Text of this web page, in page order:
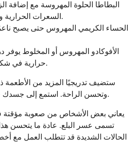
البطاطا الحلوة المهروسة مع إضافة
السعرات الحرارية والفيتامينات والراحة.
الحساء الكريمي المهروس حتى يصبح
الأفوكادو المهروس أو المخلوط
حرارية في شكل لطيف وغير مهيج.
ستضيف تدريجيًا المزيد من الأطعمة
وتحسن الراحة. استمع إلى جسدك حول متى تشعر بالاستعداد.
يعاني بعض الأشخاص من صعوبة مؤقتة
تسمى عسر البلع. عادة ما يتحسن
الحالات الشديدة قد تتطلب العمل